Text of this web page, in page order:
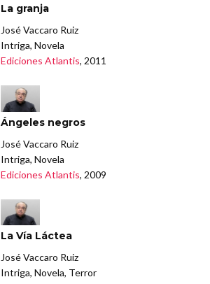
La granja
José Vaccaro Ruiz
Intriga, Novela
Ediciones Atlantis, 2011
Ángeles negros
José Vaccaro Ruiz
Intriga, Novela
Ediciones Atlantis, 2009
La Vía Láctea
José Vaccaro Ruiz
Intriga, Novela, Terror